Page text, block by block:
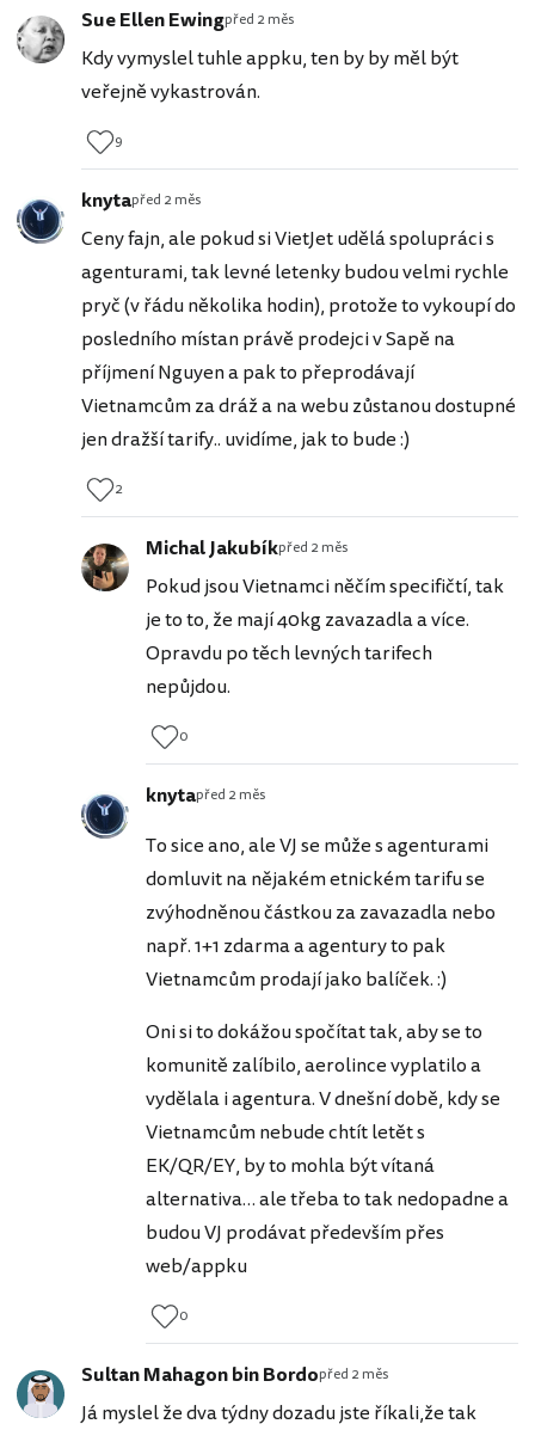
Sue Ellen Ewingpřed 2 měs
Kdy vymyslel tuhle appku, ten by by měl být
veřejně vykastrován.
9
knytapřed 2 měs
Ceny fajn, ale pokud si VietJet udělá spolupráci s
agenturami, tak levné letenky budou velmi rychle
pryč (v řádu několika hodin), protože to vykoupí do
posledního místan právě prodejci v Sapě na
příjmení Nguyen a pak to přeprodávají
Vietnamcům za dráž a na webu zůstanou dostupné
jen dražší tarify.. uvidíme, jak to bude :)
2
Michal Jakubíkpřed 2 měs
Pokud jsou Vietnamci něčím specifičtí, tak
je to to, že mají 40kg zavazadla a více.
Opravdu po těch levných tarifech
nepůjdou.
0
knytapřed 2 měs
To sice ano, ale VJ se může s agenturami
domluvit na nějakém etnickém tarifu se
zvýhodněnou částkou za zavazadla nebo
např. 1+1 zdarma a agentury to pak
Vietnamcům prodají jako balíček. :)
Oni si to dokážou spočítat tak, aby se to
komunitě zalíbilo, aerolince vyplatilo a
vydělala i agentura. V dnešní době, kdy se
Vietnamcům nebude chtít letět s
EK/QR/EY, by to mohla být vítaná
alternativa… ale třeba to tak nedopadne a
budou VJ prodávat především přes
web/appku
0
Sultan Mahagon bin Bordopřed 2 měs
Já myslel že dva týdny dozadu jste říkali,že tak